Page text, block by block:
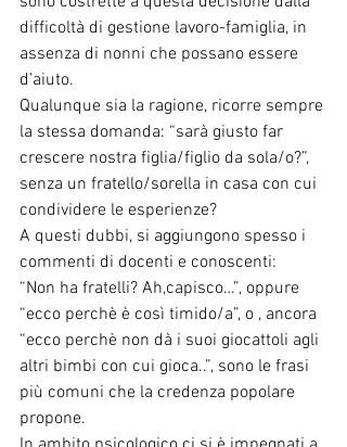
difficoltà di gestione lavoro-famiglia, in
assenza di nonni che possano essere
d’aiuto.
Qualunque sia la ragione, ricorre sempre
la stessa domanda: “sarà giusto far
crescere nostra figlia/figlio da sola/o?”,
senza un fratello/sorella in casa con cui
condividere le esperienze?
A questi dubbi, si aggiungono spesso i
commenti di docenti e conoscenti:
“Non ha fratelli? Ah,capisco…”, oppure
“ecco perchè è così timido/a”, o , ancora
“ecco perchè non dà i suoi giocattoli agli
altri bimbi con cui gioca..”, sono le frasi
più comuni che la credenza popolare
propone.